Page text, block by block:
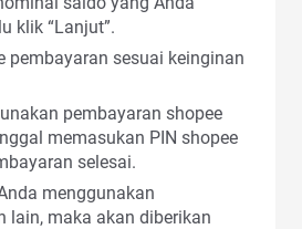
klik “Lanjut”.
pembayaran sesuai keinginan
pembayaran shopee
memasukan PIN shopee
selesai.
menggunakan
lain, maka akan diberikan